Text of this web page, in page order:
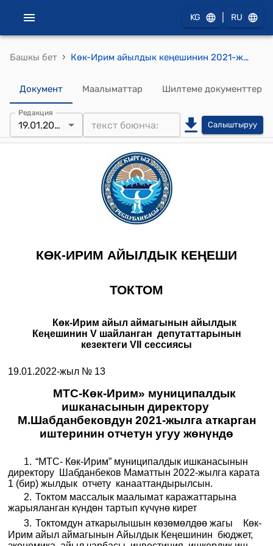
KG RU
Башкы бет › Көк-Ирим айылдык кеңешинин 2021-жылдын 19-январындагы № 13 "МТС-Көк-Ирим» муниципалдык ишканасынын директору М.Шабданбековдун 2021-жылга аткарган иштеринин отчетун угуу жөнүндө" токтому
Документ Маалыматтар Шилтеме документтер
Редакция
19.01.2022 Салыштыруу